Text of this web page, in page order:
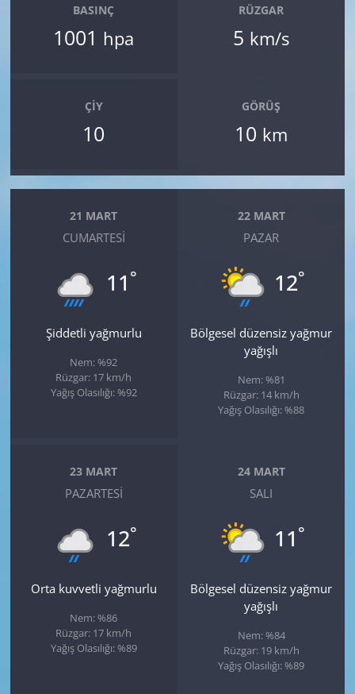
BASINÇ
1001 hpa
RÜZGAR
5 km/s
ÇIY
10
GÖRÜŞ
10 km
21 MART
CUMARTESI
11 °
Şiddetli yağmurlu
Nem: %92
Rüzgar: 17 km/h
Yağış Olasılığı: %92
22 MART
PAZAR
12°
Bölgesel düzensiz yağmur
yağışlı
Nem: %81
Rüzgar: 14 km/h
Yağış Olasılığı: %88
23 MART
PAZARTESI
12°
Orta kuvvetli yağmurlu
Nem: %86
Rüzgar: 17 km/h
Yağış Olasılığı: %89
24 MART
SALI
11 °
Bölgesel düzensiz yağmur
yağışlı
Nem: %84
Rüzgar: 19 km/h
Yağış Olasılığı: %89